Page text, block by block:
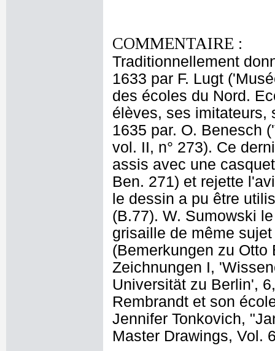
COMMENTAIRE :
Traditionnellement
1633 par F. Lugt
des écoles du Nord.
élèves, ses imitateurs,
1635 par. O. Benesch
vol. II, n° 273). Ce
assis avec une
Ben. 271) et rejette
le dessin a pu être
(B.77). W. Sumowski
grisaille de même
(Bemerkungen zu Otto
Zeichnungen I,
Universität zu Berlin',
Rembrandt et son
Jennifer Tonkovich,
Master Drawings, Vol.